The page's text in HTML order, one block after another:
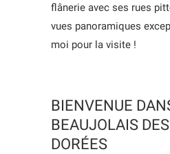
flânerie avec ses rues
vues panoramiques
moi pour la visite !
BIENVENUE
BEAUJOLAIS
DORÉES